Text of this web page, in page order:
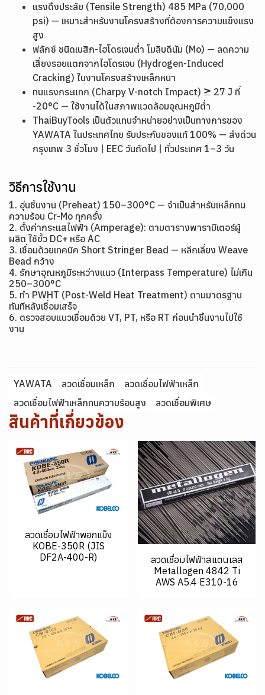
แรงดึงประลัย (Tensile Strength) 485 MPa (70,000
psi) — เหมาะสำหรับงานโครงสร้างที่ต้องการความแข็งแรง
สูง
ฟลักซ์ ชนิดเบสิก-ไฮโดรเจนต่ำ โมลิบดีนัม (Mo) — ลดความ
เสี่ยงรอยแตกจากไฮโดรเจน (Hydrogen-Induced
Cracking) ในงานโครงสร้างเหล็กหนา
ทนแรงกระแทก (Charpy V-notch Impact) ≥ 27 J ที่
-20°C — ใช้งานได้ในสภาพแวดล้อมอุณหภูมิต่ำ
ThaiBuyTools เป็นตัวแทนจำหน่ายอย่างเป็นทางการของ
YAWATA ในประเทศไทย รับประกันของแท้ 100% — ส่งด่วน
กรุงเทพ 3 ชั่วโมง | EEC วันถัดไป | ทั่วประเทศ 1–3 วัน
วิธีการใช้งาน
1. อุ่นชิ้นงาน (Preheat) 150–300°C — จำเป็นสำหรับเหล็กทน
ความร้อน Cr-Mo ทุกครั้ง
2. ตั้งค่ากระแสไฟฟ้า (Amperage): ตามตารางพารามิเตอร์ผู้
ผลิต ใช้ขั้ว DC+ หรือ AC
3. เชื่อมด้วยเทคนิค Short Stringer Bead — หลีกเลี่ยง Weave
Bead กว้าง
4. รักษาอุณหภูมิระหว่างแนว (Interpass Temperature) ไม่เกิน
250–300°C
5. ทำ PWHT (Post-Weld Heat Treatment) ตามมาตรฐาน
ทันทีหลังเชื่อมเสร็จ
6. ตรวจสอบแนวเชื่อมด้วย VT, PT, หรือ RT ก่อนนำชิ้นงานไปใช้
งาน
YAWATA ลวดเชื่อมเหล็ก
ลวดเชื่อมไฟฟ้าเหล็ก
ลวดเชื่อมไฟฟ้าเหล็กทนความร้อนสูง
ลวดเชื่อมพิเศษ
สินค้าที่เกี่ยวข้อง
ลวดเชื่อมไฟฟ้าพอกแข็ง
KOBE-350R (JIS
DF2A-400-R)
ลวดเชื่อมไฟฟ้าสแตนเลส
Metallogen 4842 Ti
AWS A5.4 E310-16